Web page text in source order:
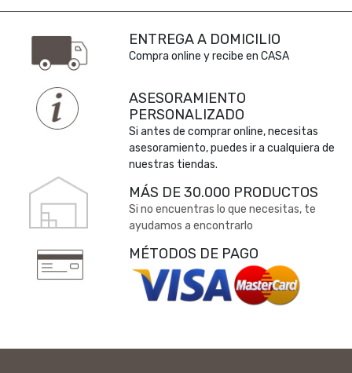
ENTREGA A DOMICILIO
Compra online y recibe en CASA
ASESORAMIENTO
PERSONALIZADO
Si antes de comprar online, necesitas
asesoramiento, puedes ir a cualquiera de
nuestras tiendas.
MÁS DE 30.000 PRODUCTOS
Si no encuentras lo que necesitas, te
ayudamos a encontrarlo
MÉTODOS DE PAGO